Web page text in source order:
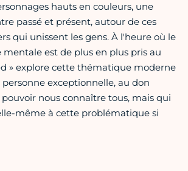
hauts en couleurs, une
passé et présent, autour de ces
qui unissent les gens. À l'heure où le
mentale est de plus en plus pris au
» explore cette thématique moderne
exceptionnelle, au don
nous connaître tous, mais qui
même à cette problématique si